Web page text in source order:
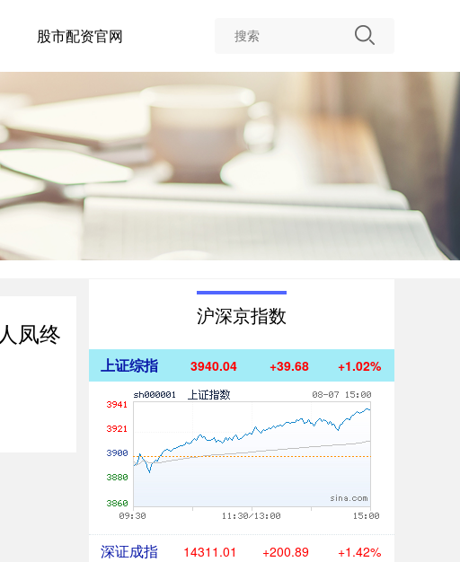
股市配资官网
凤终
沪深京指数
上证综指 3940.04 +39.68 +1.02%
深证成指 14311.01 +200.89 +1.42%